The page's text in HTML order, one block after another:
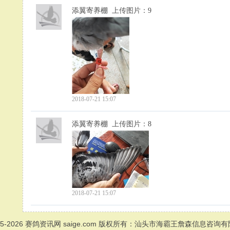
添翼寄养棚 上传图片： 9
2018-07-21 15:07
添翼寄养棚 上传图片： 8
2018-07-21 15:07
2026 赛鸽资讯网 saige.com 版权所有：汕头市海霸王詹森信息咨询有